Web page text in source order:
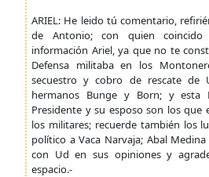
ARIEL: He leido tú comentario,
de Antonio; con quien coincido
información Ariel, ya que no te
Defensa militaba en los
secuestro y cobro de rescate de
hermanos Bunge y Born; y
Presidente y su esposo son los que
los militares; recuerde también los
político a Vaca Narvaja; Abal
con Ud en sus opiniones y
espacio.-